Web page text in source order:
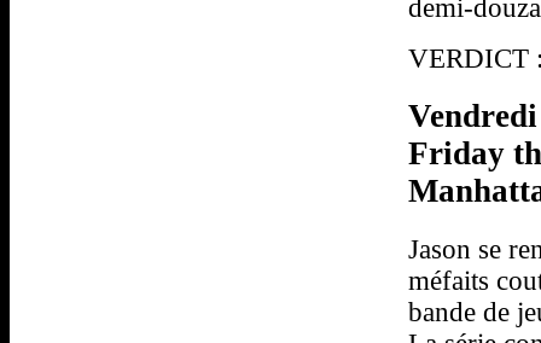
demi-
VERDICT
Friday
Jason se
méfaits
bande de